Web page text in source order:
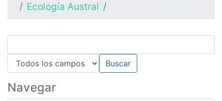
Ecología Austral
Navegar